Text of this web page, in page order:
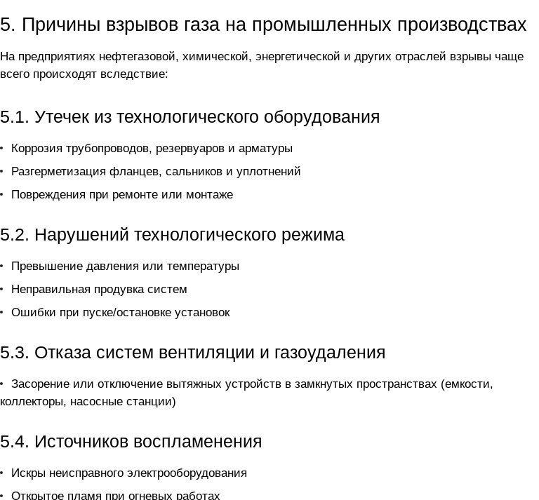
5. Причины взрывов газа на промышленных производствах
На предприятиях нефтегазовой, химической, энергетической и других отраслей взрывы чаще
всего происходят вследствие:
5.1. Утечек из технологического оборудования
Коррозия трубопроводов, резервуаров и арматуры
Разгерметизация фланцев, сальников и уплотнений
Повреждения при ремонте или монтаже
5.2. Нарушений технологического режима
Превышение давления или температуры
Неправильная продувка систем
Ошибки при пуске/остановке установок
5.3. Отказа систем вентиляции и газоудаления
Засорение или отключение вытяжных устройств в замкнутых пространствах (емкости,
коллекторы, насосные станции)
5.4. Источников воспламенения
Искры неисправного электрооборудования
Открытое пламя при огневых работах